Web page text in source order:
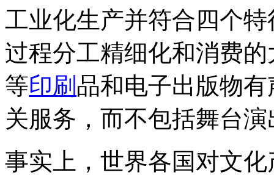
工业化生产并符合四个
过程分工精细化和消费
等印刷 品和电子出版物
关服务，而不包括舞台
事实上，世界各国对文